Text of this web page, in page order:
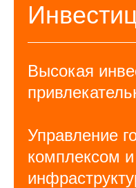
Высокая
Управление
комплексом и